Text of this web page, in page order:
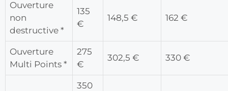
Ouverture
non
destructive *
135
€
148,5 € 162 €
Ouverture
Multi Points *
275
€
302,5 € 330 €
350